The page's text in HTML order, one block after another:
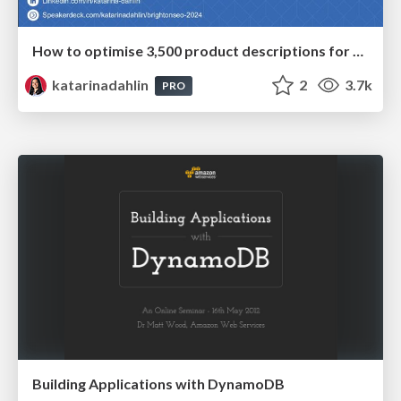
How to optimise 3,500 product descriptions for ecommerce in one day using ChatGPT
katarinadahlin
PRO 2 3.7k
Building Applications with DynamoDB